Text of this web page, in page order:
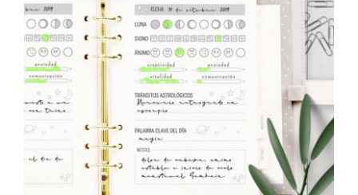
ACERCA
CONTACTO